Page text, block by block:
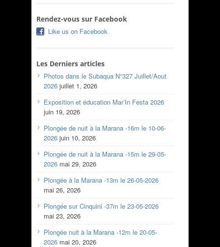
Rendez-vous sur Facebook
Like us on Facebook
Les Derniers articles
Photos dans le Subaqua N°327 Juillet/Aout
2026 juillet 1, 2026
Exposition et éducation Mar’In Festa 2026
juin 19, 2026
Plongée de nuit à la Marana -16m le 10-06-
2026 juin 10, 2026
Plongée de nuit à la Marana -15m le 29-05-
2026 mai 29, 2026
Plongée à la Marana -13m le 26-05-2026
mai 26, 2026
Plongée sur Cinquini -37m le 23-05-2026
mai 23, 2026
Plongée nuit à la Marana -12m le 20-05-
2026 mai 20, 2026